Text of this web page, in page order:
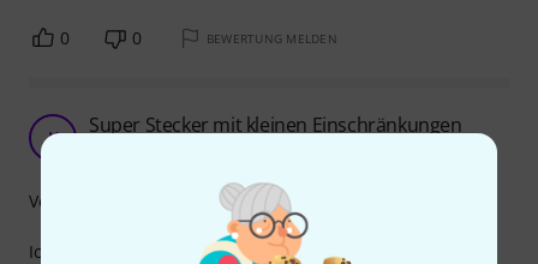
0 0 BEWERTUNG MELDEN
K Super Stecker mit kleinen Einschränkungen
Ich nutze den Rean T1 gerne in meinen System für
Verarbeitung